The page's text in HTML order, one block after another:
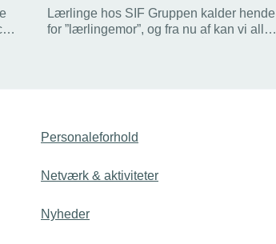
Lærlinge hos SIF Gruppen kalder hende
for ”lærlingemor”, og fra nu af kan vi alle
Personaleforhold
Netværk & aktiviteter
Nyheder